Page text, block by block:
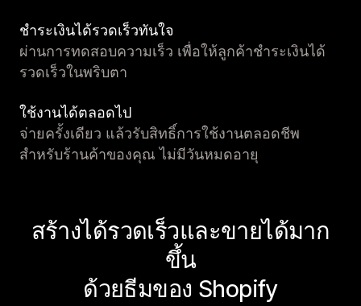
ชำระเงินได้รวดเร็วทันใจ
ผ่านการทดสอบความเร็ว เพื่อให้ลูกค้าชำระเงินได้
รวดเร็วในพริบตา
ใช้งานได้ตลอดไป
จ่ายครั้งเดียว แล้วรับสิทธิ์การใช้งานตลอดชีพ
สำหรับร้านค้าของคุณ ไม่มีวันหมดอายุ
สร้างได้รวดเร็วและขายได้มาก
ขึ้น
ด้วยธีมของ Shopify